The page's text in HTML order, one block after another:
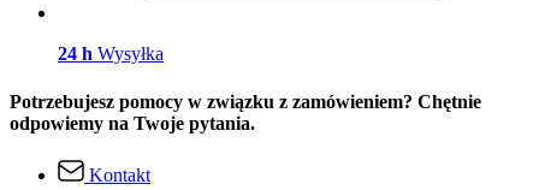
24 h Wysyłka
Potrzebujesz pomocy w związku z zamówieniem? Chętnie
odpowiemy na Twoje pytania.
Kontakt